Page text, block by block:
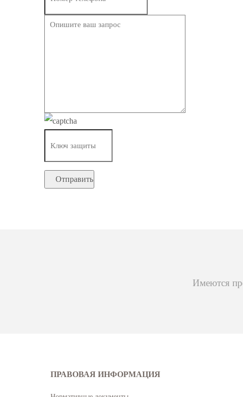
Отправить
Имеются
ПРАВОВАЯ ИНФОРМАЦИЯ